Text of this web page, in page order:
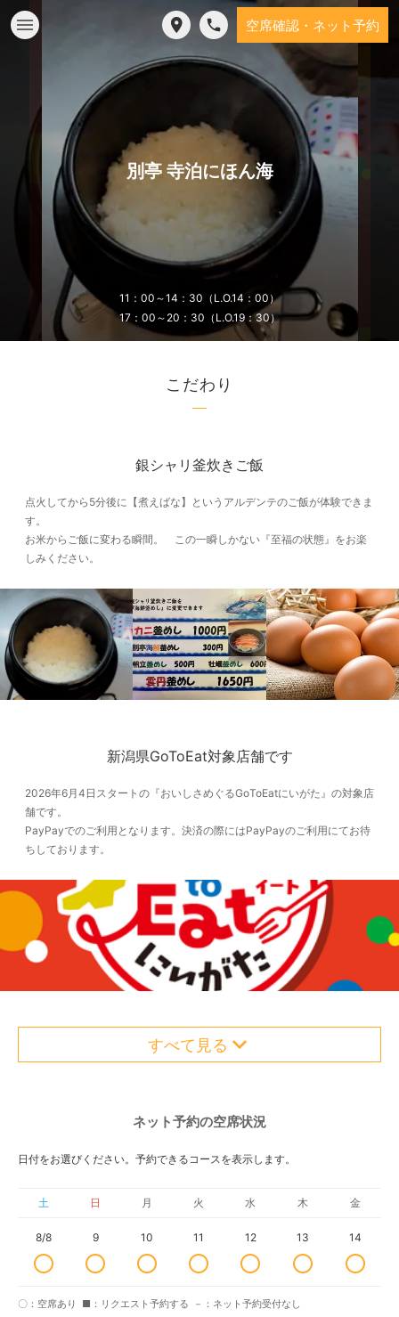
空席確認・ネット予約
別亭 寺泊にほん海
11：00～14：30（L.O.14：00）
17：00～20：30（L.O.19：30）
こだわり
銀シャリ釜炊きご飯
点火してから5分後に【煮えばな】というアルデンテのご飯が体験できま
す。
お米からご飯に変わる瞬間。 この一瞬しかない『至福の状態』をお楽
しみください。
新潟県GoToEat対象店舗です
2026年6月4日スタートの『おいしさめぐるGoToEatにいがた』の対象店
舗です。
PayPayでのご利用となります。決済の際にはPayPayのご利用にてお待
ちしております。
すべて見る
ネット予約の空席状況
日付をお選びください。予約できるコースを表示します。
土 日 月 火 水 木 金
8/8 9 10 11 12 13 14
〇：空席あり ■：リクエスト予約する －：ネット予約受付なし